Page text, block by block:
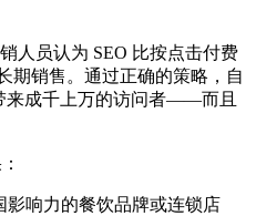
人员认为 SEO 比按点击付费
期销售。 通过正确的策略，自
来成千上万的访问者——而且
影响力的餐饮品牌或连锁店